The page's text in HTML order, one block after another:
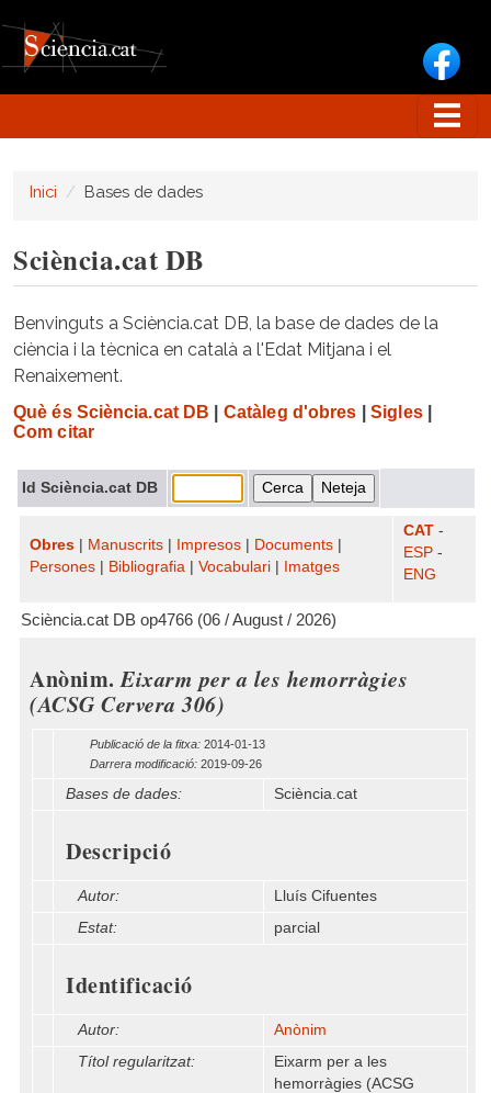
Inici Bases de dades
Sciència.cat DB
Benvinguts a Sciència.cat DB, la base de dades de la
ciència i la tècnica en català a l'Edat Mitjana i el
Renaixement.
Què és Sciència.cat DB Catàleg d'obres Sigles|
Com citar
Id Sciència.cat DB
Obres Manuscrits Impresos Documents
Persones
Bibliografia Vocabulari Imatges
CAT -
ESP -
ENG
Sciència.cat DB op4766 (06 / August / 2026)
Anònim.Eixarm per a les hemorràgies
(ACSG Cervera 306)
Publicació de la fitxa: 2014-01-13
Darrera modificació: 2019-09-26
Bases de dades: Sciència.cat
Descripció
Autor:
Lluís Cifuentes
Estat:
parcial
Identificació
Autor:
Anònim
Títol regularitzat:
Eixarm per a les
hemorràgies (ACSG